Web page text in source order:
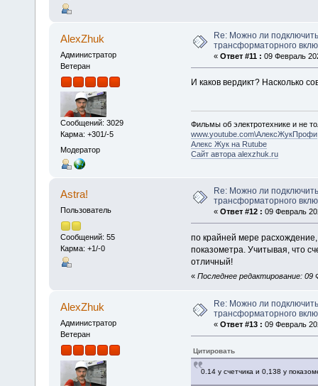
AlexZhuk
Администратор
Ветеран
Сообщений: 3029
Карма: +301/-5
Модератор
Re: Можно ли подключить
трансформаторного
« Ответ #11 : 09 Февраль
И каков вердикт? Насколько
Фильмы об электротехнике и не
www.youtube.com\АлексЖукПрофи
Алекс Жук на Rutube
Сайт автора alexzhuk.ru
Astra!
Пользователь
Сообщений: 55
Карма: +1/-0
Re: Можно ли подключить
трансформаторного
« Ответ #12 : 09 Февраль
по крайней мере
показометра. Учитывая, что
отличный!
« Последнее редактирование: 09
AlexZhuk
Администратор
Ветеран
Re: Можно ли подключить
трансформаторного
« Ответ #13 : 09 Февраль
Цитировать
0.14 у счетчика и 0,138 у